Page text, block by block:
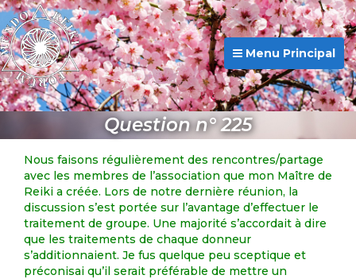
Menu Principal
Question n° 225
Nous faisons régulièrement des rencontres/partage
avec les membres de l’association que mon Maître de
Reiki a créée. Lors de notre dernière réunion, la
discussion s’est portée sur l’avantage d’effectuer le
traitement de groupe. Une majorité s’accordait à dire
que les traitements de chaque donneur
s’additionnaient. Je fus quelque peu sceptique et
préconisai qu’il serait préférable de mettre un